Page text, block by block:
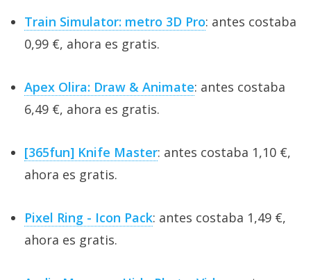
Train Simulator: metro 3D Pro: antes costaba
0,99 €, ahora es gratis.
Apex Olira: Draw & Animate: antes costaba
6,49 €, ahora es gratis.
[365fun] Knife Master: antes costaba 1,10 €,
ahora es gratis.
Pixel Ring - Icon Pack: antes costaba 1,49 €,
ahora es gratis.